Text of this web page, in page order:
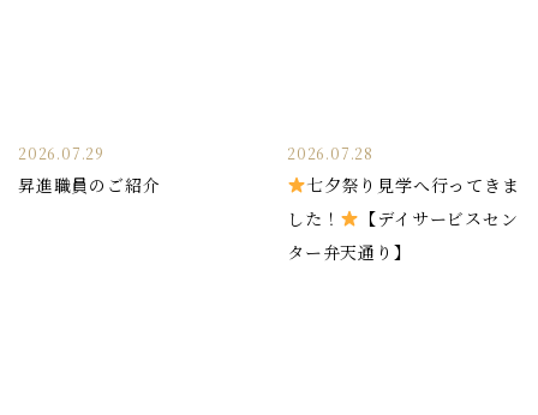
2026.07.29
昇進職員のご紹介
2026.07.28
七夕祭り見学へ行ってきま
した！
【デイサービスセン
ター弁天通り】